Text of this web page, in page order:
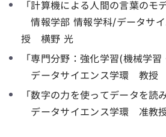
「計算機による人間の言葉のモ
情報学部 情報学科/データサ
授 横野 光
「専門分野：強化学習(機械学習
データサイエンス学環 教授
「数字の力を使ってデータを読
データサイエンス学環 准教